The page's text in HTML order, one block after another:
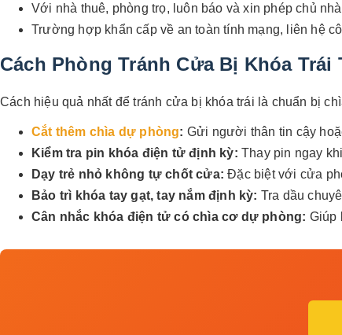
Với nhà thuê, phòng trọ, luôn báo và xin phép chủ
Trường hợp khẩn cấp về an toàn tính mạng, liên hệ
Cách Phòng Tránh Cửa Bị Khóa Trái
Cách hiệu quả nhất để tránh cửa bị khóa trái là chuẩn bị
Cắt thêm chìa dự phòng: Gửi người thân tin cậy
Kiểm tra pin khóa điện tử định kỳ: Thay pin ngay
Dạy trẻ nhỏ không tự chốt cửa: Đặc biệt với cửa
Bảo trì khóa tay gạt, tay nắm định kỳ: Tra dầu
Cân nhắc khóa điện tử có chìa cơ dự phòng: Giúp